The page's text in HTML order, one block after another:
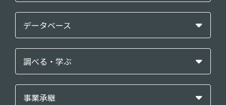
データベース
調べる・学ぶ
事業承継